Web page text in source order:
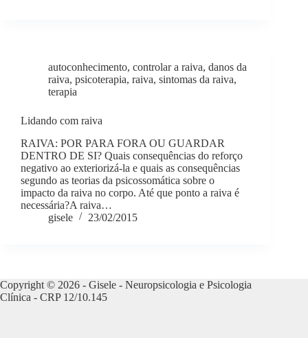
autoconhecimento, controlar a raiva, danos da
raiva, psicoterapia, raiva, sintomas da raiva,
terapia
Lidando com raiva
RAIVA: POR PARA FORA OU GUARDAR
DENTRO DE SI? Quais consequências do reforço
negativo ao exteriorizá-la e quais as consequências
segundo as teorias da psicossomática sobre o
impacto da raiva no corpo. Até que ponto a raiva é
necessária?A raiva…
gisele
23/02/2015
Copyright © 2026 - Gisele - Neuropsicologia e Psicologia
Clínica - CRP 12/10.145